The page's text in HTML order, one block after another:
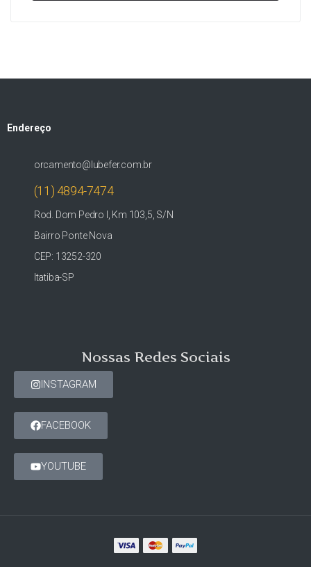
Endereço
orcamento@lubefer.com.br
(11) 4894-7474
Rod. Dom Pedro I, Km 103,5, S/N
Bairro Ponte Nova
CEP: 13252-320
Itatiba-SP
Nossas Redes Sociais
INSTAGRAM
FACEBOOK
YOUTUBE